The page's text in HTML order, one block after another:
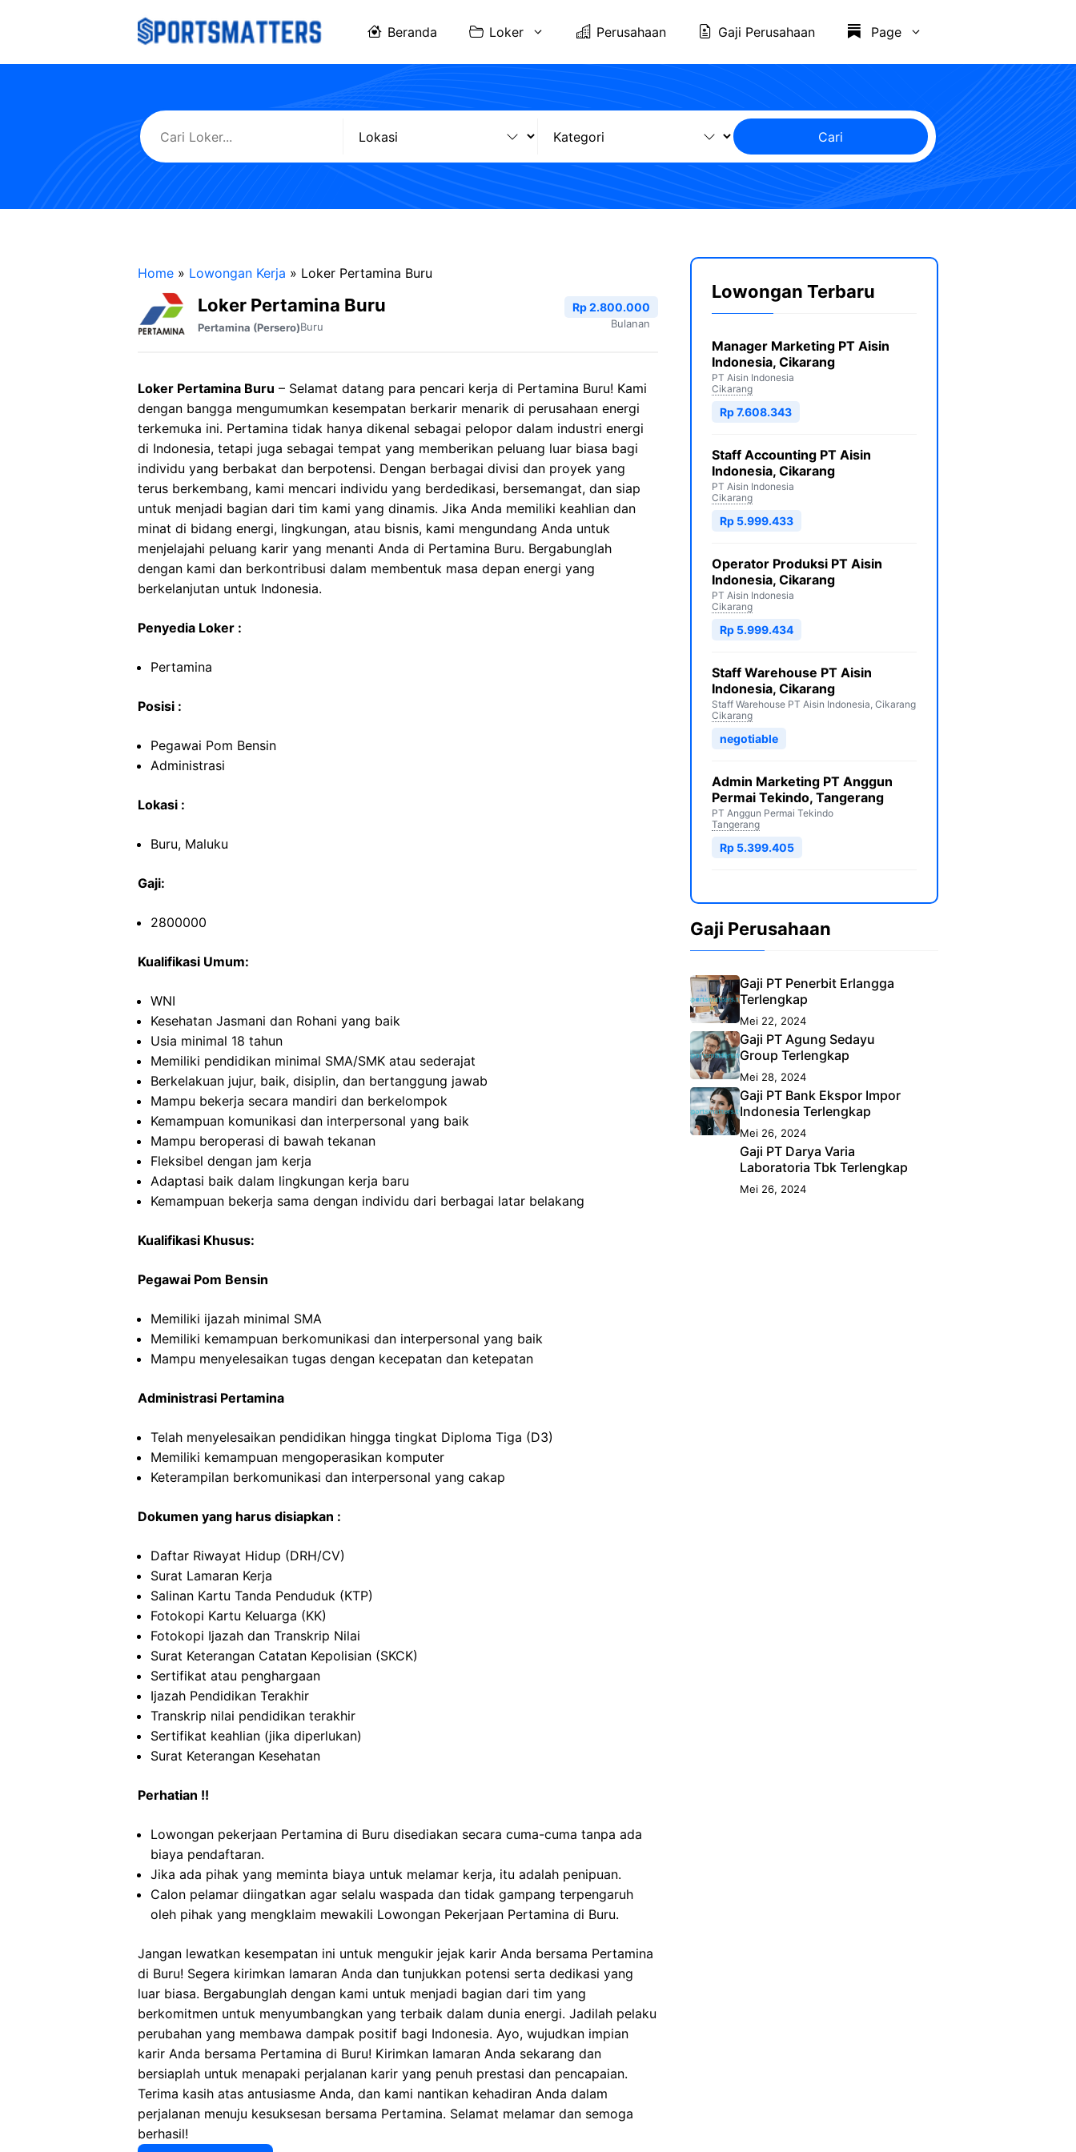
Beranda Loker Perusahaan Gaji Perusahaan Page
Cari
Home » Lowongan Kerja » Loker Pertamina Buru
Loker Pertamina Buru
Pertamina (Persero)Buru
Rp 2.800.000
Bulanan
Loker Pertamina Buru – Selamat datang para pencari kerja di Pertamina Buru! Kami
dengan bangga mengumumkan kesempatan berkarir menarik di perusahaan energi
terkemuka ini. Pertamina tidak hanya dikenal sebagai pelopor dalam industri energi
di Indonesia, tetapi juga sebagai tempat yang memberikan peluang luar biasa bagi
individu yang berbakat dan berpotensi. Dengan berbagai divisi dan proyek yang
terus berkembang, kami mencari individu yang berdedikasi, bersemangat, dan siap
untuk menjadi bagian dari tim kami yang dinamis. Jika Anda memiliki keahlian dan
minat di bidang energi, lingkungan, atau bisnis, kami mengundang Anda untuk
menjelajahi peluang karir yang menanti Anda di Pertamina Buru. Bergabunglah
dengan kami dan berkontribusi dalam membentuk masa depan energi yang
berkelanjutan untuk Indonesia.
Penyedia Loker :
Pertamina
Posisi :
Pegawai Pom Bensin
Administrasi
Lokasi :
Buru, Maluku
Gaji:
2800000
Kualifikasi Umum:
WNI
Kesehatan Jasmani dan Rohani yang baik
Usia minimal 18 tahun
Memiliki pendidikan minimal SMA/SMK atau sederajat
Berkelakuan jujur, baik, disiplin, dan bertanggung jawab
Mampu bekerja secara mandiri dan berkelompok
Kemampuan komunikasi dan interpersonal yang baik
Mampu beroperasi di bawah tekanan
Fleksibel dengan jam kerja
Adaptasi baik dalam lingkungan kerja baru
Kemampuan bekerja sama dengan individu dari berbagai latar belakang
Kualifikasi Khusus:
Pegawai Pom Bensin
Memiliki ijazah minimal SMA
Memiliki kemampuan berkomunikasi dan interpersonal yang baik
Mampu menyelesaikan tugas dengan kecepatan dan ketepatan
Administrasi Pertamina
Telah menyelesaikan pendidikan hingga tingkat Diploma Tiga (D3)
Memiliki kemampuan mengoperasikan komputer
Keterampilan berkomunikasi dan interpersonal yang cakap
Dokumen yang harus disiapkan :
Daftar Riwayat Hidup (DRH/CV)
Surat Lamaran Kerja
Salinan Kartu Tanda Penduduk (KTP)
Fotokopi Kartu Keluarga (KK)
Fotokopi Ijazah dan Transkrip Nilai
Surat Keterangan Catatan Kepolisian (SKCK)
Sertifikat atau penghargaan
Ijazah Pendidikan Terakhir
Transkrip nilai pendidikan terakhir
Sertifikat keahlian (jika diperlukan)
Surat Keterangan Kesehatan
Perhatian !!
Lowongan pekerjaan Pertamina di Buru disediakan secara cuma-cuma tanpa ada
biaya pendaftaran.
Jika ada pihak yang meminta biaya untuk melamar kerja, itu adalah penipuan.
Calon pelamar diingatkan agar selalu waspada dan tidak gampang terpengaruh
oleh pihak yang mengklaim mewakili Lowongan Pekerjaan Pertamina di Buru.
Jangan lewatkan kesempatan ini untuk mengukir jejak karir Anda bersama Pertamina
di Buru! Segera kirimkan lamaran Anda dan tunjukkan potensi serta dedikasi yang
luar biasa. Bergabunglah dengan kami untuk menjadi bagian dari tim yang
berkomitmen untuk menyumbangkan yang terbaik dalam dunia energi. Jadilah pelaku
perubahan yang membawa dampak positif bagi Indonesia. Ayo, wujudkan impian
karir Anda bersama Pertamina di Buru! Kirimkan lamaran Anda sekarang dan
bersiaplah untuk menapaki perjalanan karir yang penuh prestasi dan pencapaian.
Terima kasih atas antusiasme Anda, dan kami nantikan kehadiran Anda dalam
perjalanan menuju kesuksesan bersama Pertamina. Selamat melamar dan semoga
berhasil!
Lowongan Terbaru
Manager Marketing PT Aisin
Indonesia, Cikarang
PT Aisin Indonesia
Cikarang
Rp 7.608.343
Staff Accounting PT Aisin
Indonesia, Cikarang
PT Aisin Indonesia
Cikarang
Rp 5.999.433
Operator Produksi PT Aisin
Indonesia, Cikarang
PT Aisin Indonesia
Cikarang
Rp 5.999.434
Staff Warehouse PT Aisin
Indonesia, Cikarang
Staff Warehouse PT Aisin Indonesia, Cikarang
Cikarang
negotiable
Admin Marketing PT Anggun
Permai Tekindo, Tangerang
PT Anggun Permai Tekindo
Tangerang
Rp 5.399.405
Gaji Perusahaan
Gaji PT Penerbit Erlangga
Terlengkap
Mei 22, 2024
Gaji PT Agung Sedayu
Group Terlengkap
Mei 28, 2024
Gaji PT Bank Ekspor Impor
Indonesia Terlengkap
Mei 26, 2024
Gaji PT Darya Varia
Laboratoria Tbk Terlengkap
Mei 26, 2024